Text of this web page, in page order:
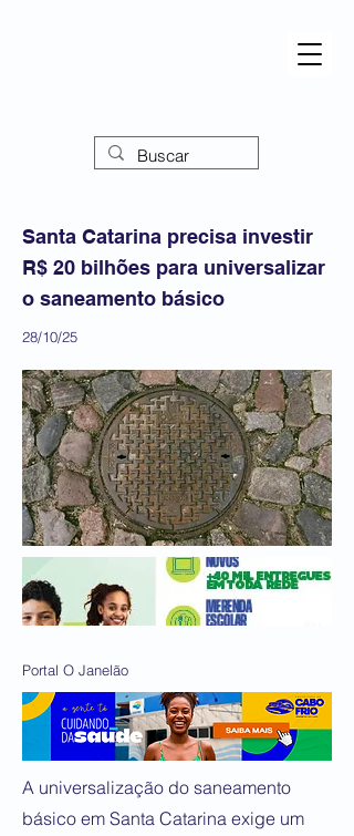
Santa Catarina precisa investir
R$ 20 bilhões para universalizar
o saneamento básico
28/10/25
Portal O Janelão
A universalização do saneamento
básico em Santa Catarina exige um